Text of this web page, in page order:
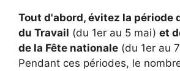
Tout d'abord, évitez la période
du Travail (du 1er au 5 mai) et
de la Fête nationale (du 1er au
Pendant ces périodes, le